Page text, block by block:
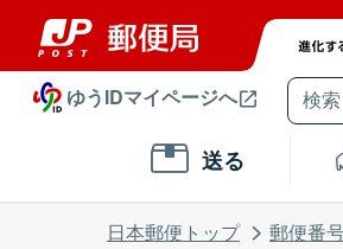
ゆうIDマイページへ
送る
日本郵便トップ 郵便番